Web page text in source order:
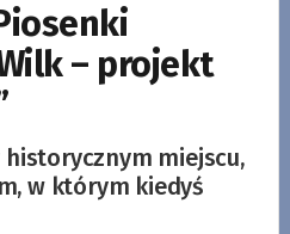
– projekt
historycznym miejscu,
w którym kiedyś